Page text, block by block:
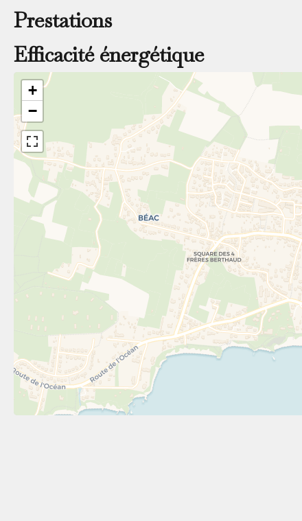
Prestations
Efficacité énergétique
+
−